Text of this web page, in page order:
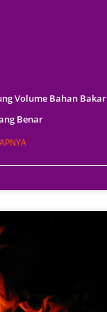
Volume Bahan Bakar
Benar